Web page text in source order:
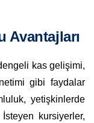
Avantajları
kas gelişimi,
gibi faydalar
yetişkinlerde
kursiyerler,